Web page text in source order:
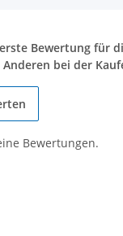
Bewertung für
Anderen bei der
Bewertungen.